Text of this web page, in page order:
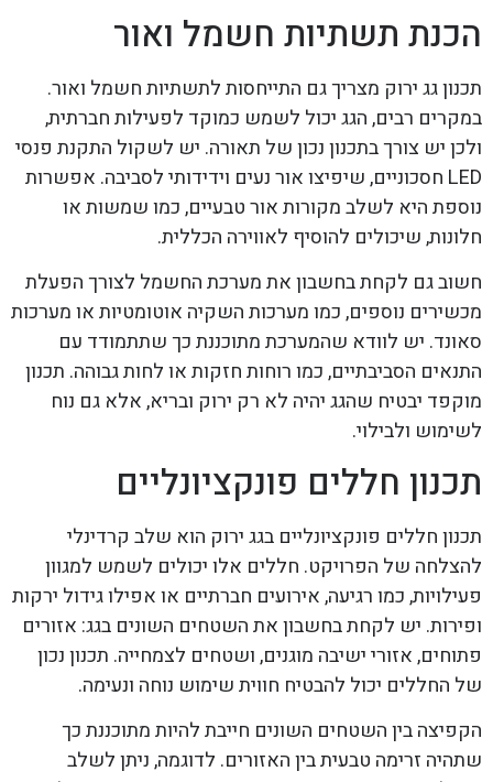
הכנת תשתיות חשמל ואור
תכנון גג ירוק מצריך גם התייחסות לתשתיות חשמל ואור.
במקרים רבים, הגג יכול לשמש כמוקד לפעילות חברתית,
ולכן יש צורך בתכנון נכון של תאורה. יש לשקול התקנת פנסי
LED חסכוניים, שיפיצו אור נעים וידידותי לסביבה. אפשרות
נוספת היא לשלב מקורות אור טבעיים, כמו שמשות או
חלונות, שיכולים להוסיף לאווירה הכללית.
חשוב גם לקחת בחשבון את מערכת החשמל לצורך הפעלת
מכשירים נוספים, כמו מערכות השקיה אוטומטיות או מערכות
סאונד. יש לוודא שהמערכת מתוכננת כך שתתמודד עם
התנאים הסביבתיים, כמו רוחות חזקות או לחות גבוהה. תכנון
מוקפד יבטיח שהגג יהיה לא רק ירוק ובריא, אלא גם נוח
לשימוש ולבילוי.
תכנון חללים פונקציונליים
תכנון חללים פונקציונליים בגג ירוק הוא שלב קרדינלי
להצלחה של הפרויקט. חללים אלו יכולים לשמש למגוון
פעילויות, כמו רגיעה, אירועים חברתיים או אפילו גידול ירקות
ופירות. יש לקחת בחשבון את השטחים השונים בגג: אזורים
פתוחים, אזורי ישיבה מוגנים, ושטחים לצמחייה. תכנון נכון
של החללים יכול להבטיח חווית שימוש נוחה ונעימה.
הקפיצה בין השטחים השונים חייבת להיות מתוכננת כך
שתהיה זרימה טבעית בין האזורים. לדוגמה, ניתן לשלב